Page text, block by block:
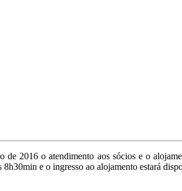
2016 o atendimento aos sócios e o
e o ingresso ao alojamento estará